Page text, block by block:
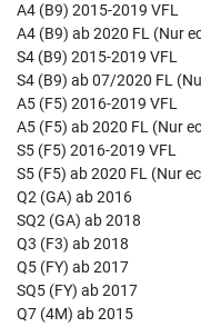
A4 (B9) 2015-2019 VFL
A4 (B9) ab 2020 FL (Nur
S4 (B9) 2015-2019 VFL
S4 (B9) ab 07/2020 FL
A5 (F5) 2016-2019 VFL
A5 (F5) ab 2020 FL (Nur
S5 (F5) 2016-2019 VFL
S5 (F5) ab 2020 FL (Nur
Q2 (GA) ab 2016
SQ2 (GA) ab 2018
Q3 (F3) ab 2018
Q5 (FY) ab 2017
SQ5 (FY) ab 2017
Q7 (4M) ab 2015